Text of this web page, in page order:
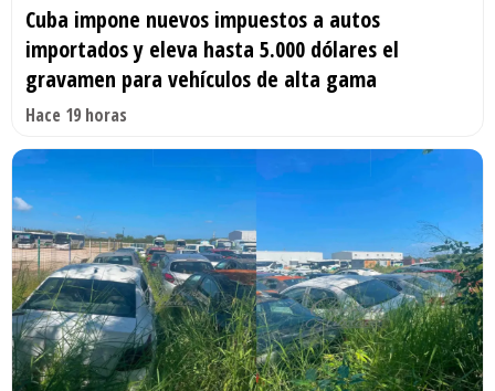
Cuba impone nuevos impuestos a autos
importados y eleva hasta 5.000 dólares el
gravamen para vehículos de alta gama
Hace 19 horas